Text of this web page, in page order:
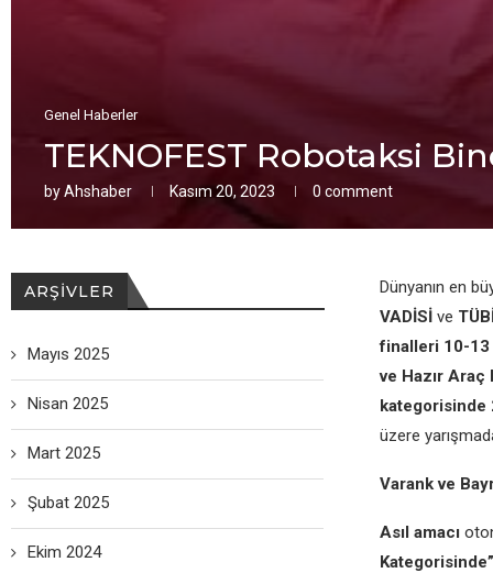
Genel Haberler
TEKNOFEST Robotaksi
byAhshaber Kasım 20, 2023 0 comment
Dünyanın en
VADİSİ ve
finalleri 10-13
ve Hazır
kategorisinde
üzere
Varank ve
Asıl amacı
Kategorisinde”
ARŞIVLER
Mayıs 2025
Nisan 2025
Mart 2025
Şubat 2025
Ekim 2024